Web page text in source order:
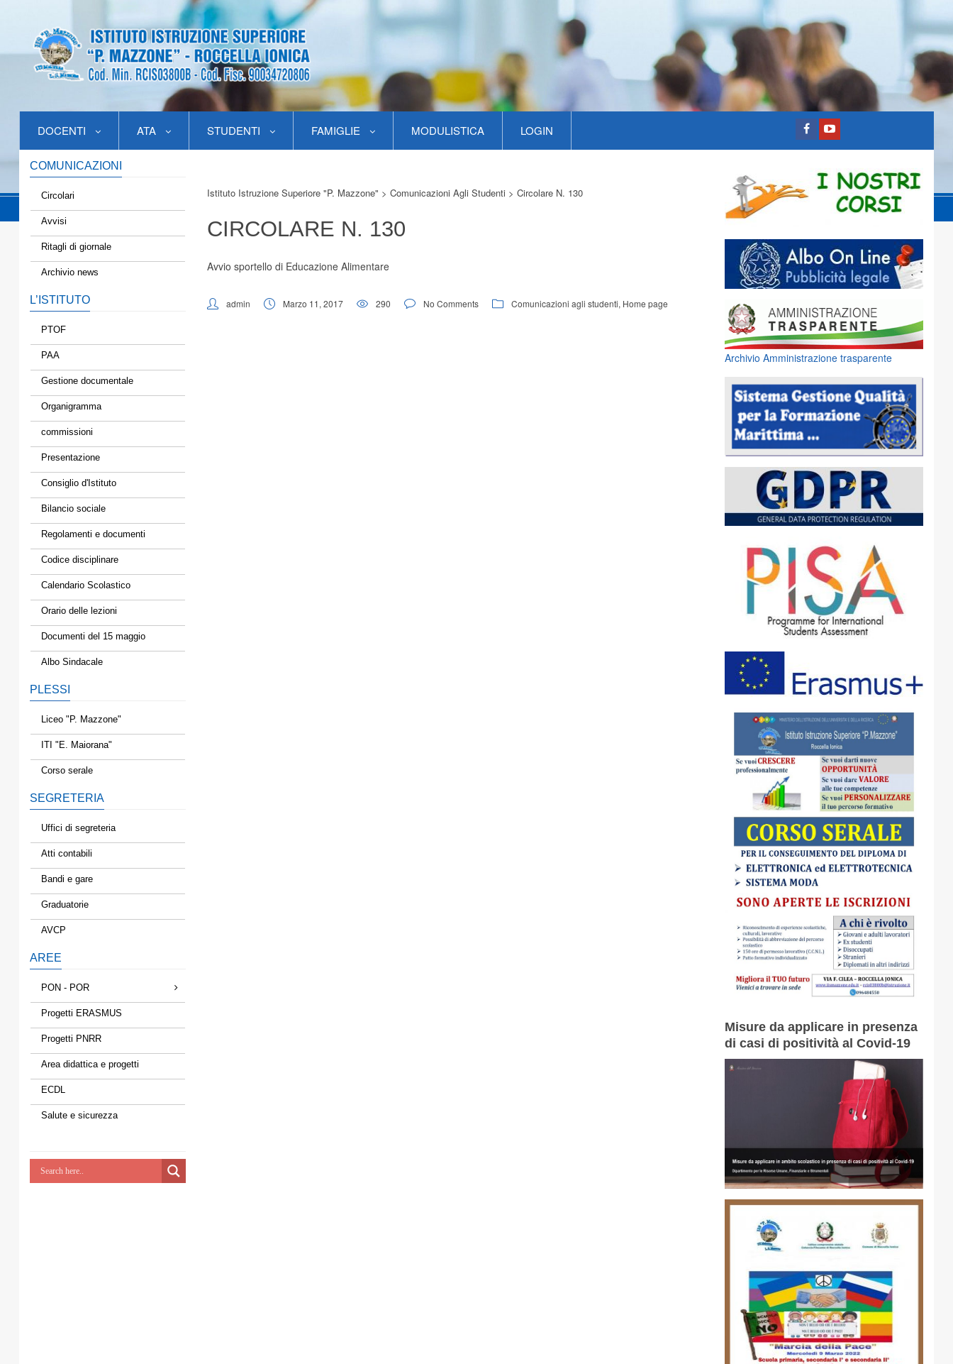
DOCENTI ATA STUDENTI FAMIGLIE MODULISTICA LOGIN
COMUNICAZIONI
Circolari
Avvisi
Ritagli di giornale
Archivio news
L’ISTITUTO
PTOF
PAA
Gestione documentale
Organigramma
commissioni
Presentazione
Consiglio d'Istituto
Bilancio sociale
Regolamenti e documenti
Codice disciplinare
Calendario Scolastico
Orario delle lezioni
Documenti del 15 maggio
Albo Sindacale
PLESSI
Liceo "P. Mazzone"
ITI "E. Maiorana"
Corso serale
SEGRETERIA
Uffici di segreteria
Atti contabili
Bandi e gare
Graduatorie
AVCP
AREE
PON - POR
Progetti ERASMUS
Progetti PNRR
Area didattica e progetti
ECDL
Salute e sicurezza
Istituto Istruzione Superiore "P. Mazzone" > Comunicazioni Agli Studenti > Circolare N. 130
CIRCOLARE N. 130
Avvio sportello di Educazione Alimentare
admin Marzo 11, 2017 290 No Comments Comunicazioni agli studenti, Home page
Archivio Amministrazione trasparente
Misure da applicare in presenza
di casi di positività al Covid-19